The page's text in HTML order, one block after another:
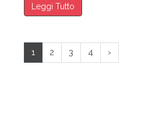
Leggi Tutto
1 2 3 4 ›